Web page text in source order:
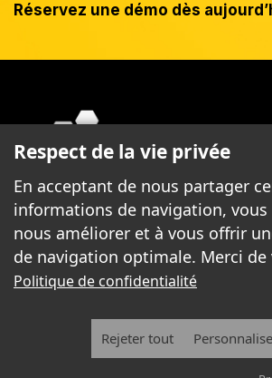
Réservez une démo dès
Freebees, c’est une
récompenses monétaires
l’expérience d’achat des
2026 | Freebees© | TOUS
Respect de la vie privée
En acceptant de nous partager
informations de navigation, vous
nous améliorer et à vous offrir
de navigation optimale. Merci de
Politique de confidentialité
Rejeter tout